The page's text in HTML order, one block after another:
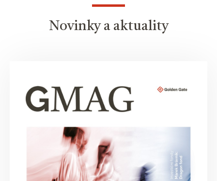
Novinky a aktuality